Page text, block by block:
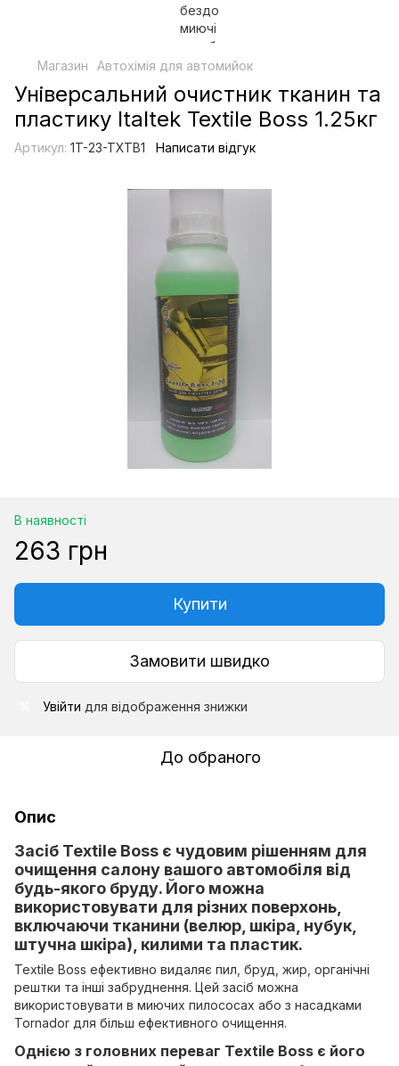
Магазин Автохімія для автомийок
Універсальний очистник тканин та
пластику Italtek Textile Boss 1.25кг
Артикул: 1T-23-TXTB1 Написати відгук
В наявності
263 грн
Купити
Замовити швидко
Увійти для відображення знижки
До обраного
Опис
Засіб Textile Boss є чудовим рішенням для
очищення салону вашого автомобіля від
будь-якого бруду. Його можна
використовувати для різних поверхонь,
включаючи тканини (велюр, шкіра, нубук,
штучна шкіра), килими та пластик.
Textile Boss ефективно видаляє пил, бруд, жир, органічні
рештки та інші забруднення. Цей засіб можна
використовувати в миючих пилососах або з насадками
Tornador для більш ефективного очищення.
Однією з головних переваг Textile Boss є його